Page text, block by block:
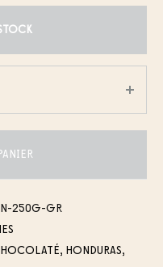
250G-GR
, HONDURAS,